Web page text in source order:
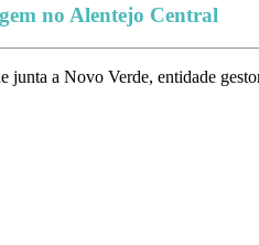
no Alentejo Central
junta a Novo Verde, entidade